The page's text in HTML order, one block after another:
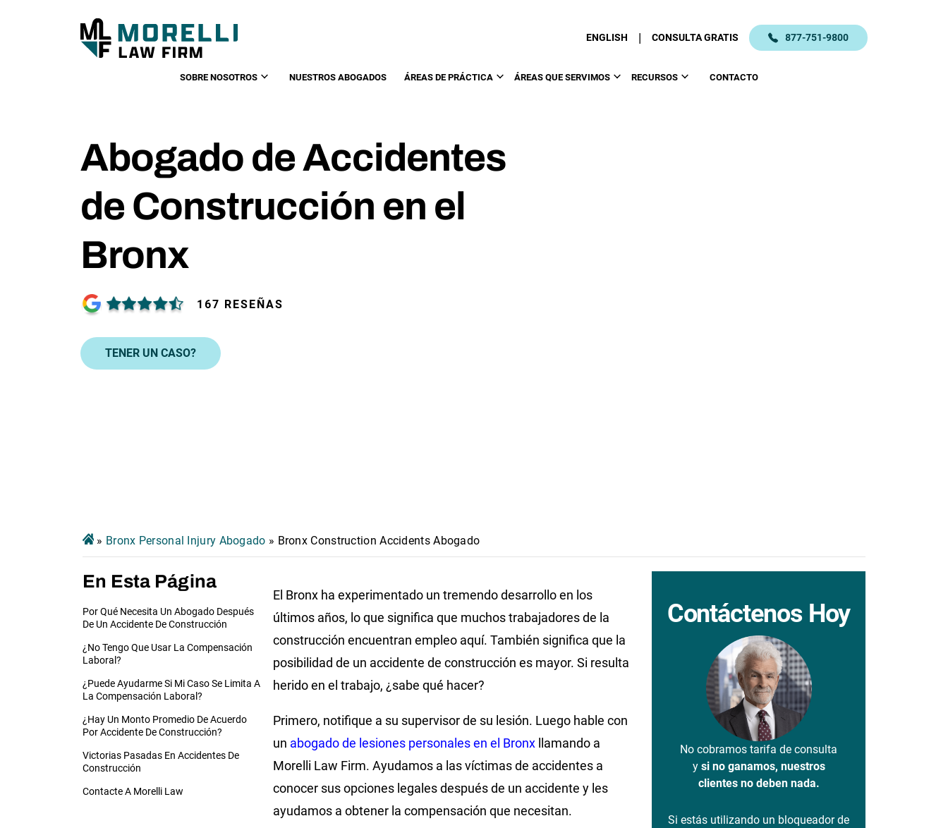
ENGLISH | CONSULTA GRATIS 877-751-9800
SOBRE NOSOTROS NUESTROS ABOGADOS ÁREAS DE PRÁCTICA ÁREAS QUE SERVIMOS RECURSOS CONTACTO
Abogado de Accidentes
de Construcción en el
Bronx
167 RESEÑAS
TENER UN CASO?
» Bronx Personal Injury Abogado » Bronx Construction Accidents Abogado
En Esta Página
Por Qué Necesita Un Abogado Después
De Un Accidente De Construcción
¿No Tengo Que Usar La Compensación
Laboral?
¿Puede Ayudarme Si Mi Caso Se Limita A
La Compensación Laboral?
¿Hay Un Monto Promedio De Acuerdo
Por Accidente De Construcción?
Victorias Pasadas En Accidentes De
Construcción
Contacte A Morelli Law
El Bronx ha experimentado un tremendo desarrollo en los
últimos años, lo que significa que muchos trabajadores de la
construcción encuentran empleo aquí. También significa que la
posibilidad de un accidente de construcción es mayor. Si resulta
herido en el trabajo, ¿sabe qué hacer?
Primero, notifique a su supervisor de su lesión. Luego hable con
un abogado de lesiones personales en el Bronx llamando a
Morelli Law Firm. Ayudamos a las víctimas de accidentes a
conocer sus opciones legales después de un accidente y les
ayudamos a obtener la compensación que necesitan.
Contáctenos Hoy
No cobramos tarifa de consulta
y si no ganamos, nuestros
clientes no deben nada.
Si estás utilizando un bloqueador de